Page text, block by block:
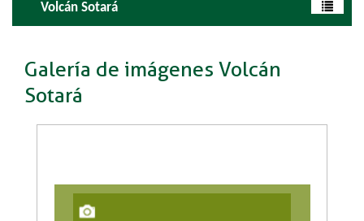
Volcán Sotará
Galería de imágenes Volcán
Sotará